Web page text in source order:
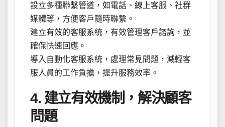
設立多種聯繫管道，如電話、線上客服、社群
媒體等，方便客戶隨時聯繫。
建立有效的客服系統，有效管理客戶諮詢，並
確保快速回應。
導入自動化客服系統，處理常見問題，減輕客
服人員的工作負擔，提升服務效率。
4. 建立有效機制，解決顧客
問題